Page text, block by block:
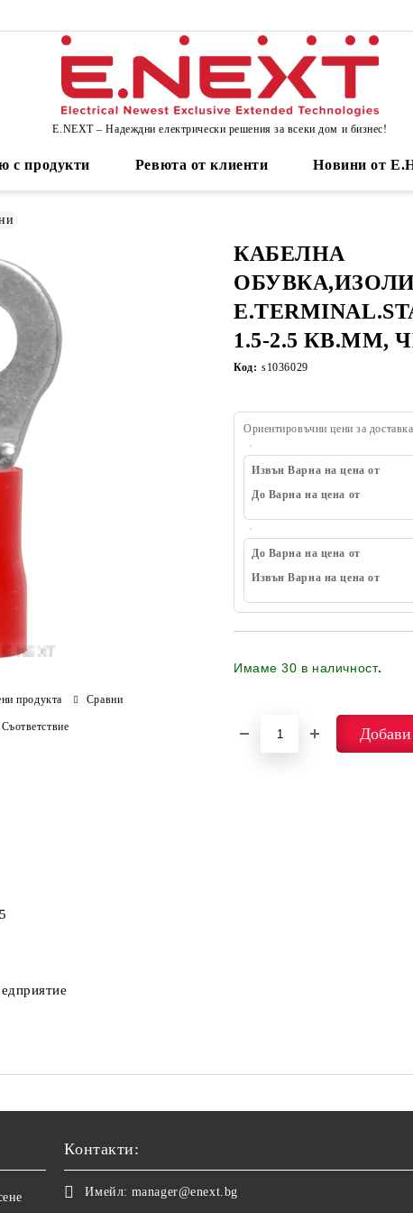
E.NEXT – Надеждни електрически решения за всеки дом и бизнес!
с продукти Ревюта от клиенти Новини от
КАБЕЛНА
1.5-2.5 КВ.ММ,
Код: s1036029
Ориентировъчни цени за доставка
Извън Варна на цена от
До Варна на цена от
До Варна на цена от
Извън Варна на цена от
Имаме30 в наличност.
продукта Сравни
Контакти:
Имейл: manager@enext.bg